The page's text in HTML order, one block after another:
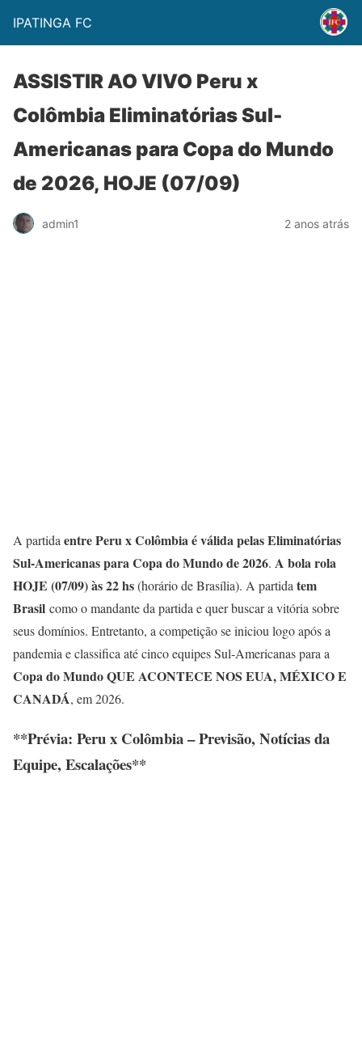
IPATINGA FC
ASSISTIR AO VIVO Peru x
Colômbia Eliminatórias Sul-
Americanas para Copa do Mundo
de 2026, HOJE (07/09)
admin1 2 anos atrás
A partida entre Peru x Colômbia é válida pelasEliminatórias
Sul-Americanas para Copa do Mundo de 2026. A bola rola
HOJE (07/09) às 22 hs(horário de Brasília). A partida tem
Brasil como o mandante da partida e quer buscar a vitória sobre
seus domínios. Entretanto, a competição se iniciou logo após a
pandemia e classifica até cinco equipes Sul-Americanas para a
Copa do Mundo QUE ACONTECE NOS EUA, MÉXICO E
CANADÁ, em 2026.
**Prévia: Peru x Colômbia – Previsão, Notícias da
Equipe, Escalações**